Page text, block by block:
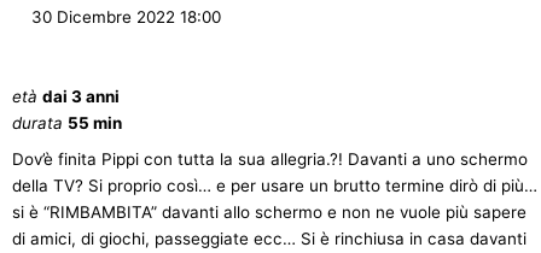
30 Dicembre 2022 18:00
età dai 3 anni
durata 55 min
Dov’è finita Pippi con tutta la sua allegria.?! Davanti a uno schermo
della TV? Si proprio così… e per usare un brutto termine dirò di più…
si è “RIMBAMBITA” davanti allo schermo e non ne vuole più sapere
di amici, di giochi, passeggiate ecc… Si è rinchiusa in casa davanti